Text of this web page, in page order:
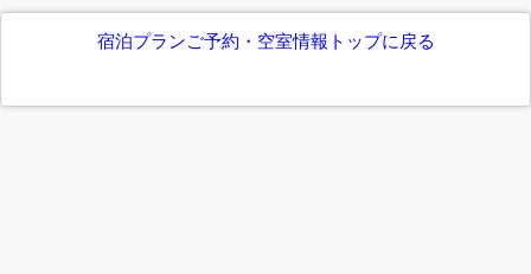
宿泊プランご予約・空室情報トップに戻る